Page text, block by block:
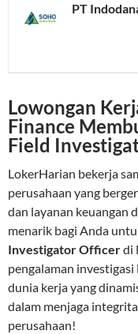
PT
Lowongan
Finance
Field
LokerHarian bekerja
perusahaan yang
dan layanan keuangan
menarik bagi Anda
Investigator Officerdi
pengalaman
dunia kerja yang
dalam menjaga
perusahaan!